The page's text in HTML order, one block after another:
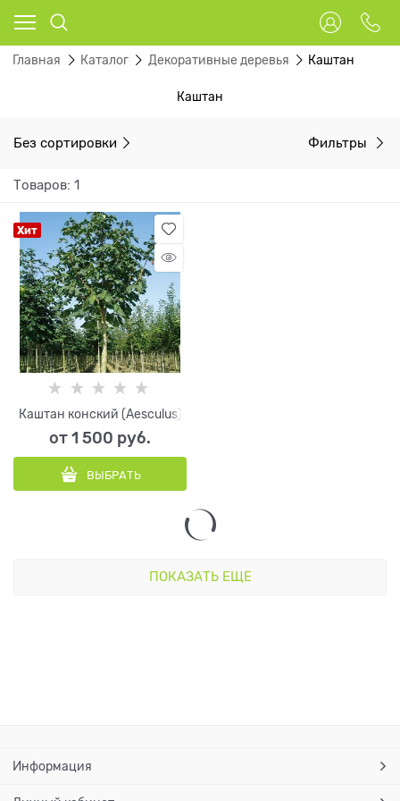
Главная Каталог Декоративные деревья Каштан
Каштан
Без сортировки Фильтры
Товаров: 1
Хит
Каштан конский (Aesculus)
от 1 500 руб.
ВЫБРАТЬ
ПОКАЗАТЬ ЕЩЕ
Информация